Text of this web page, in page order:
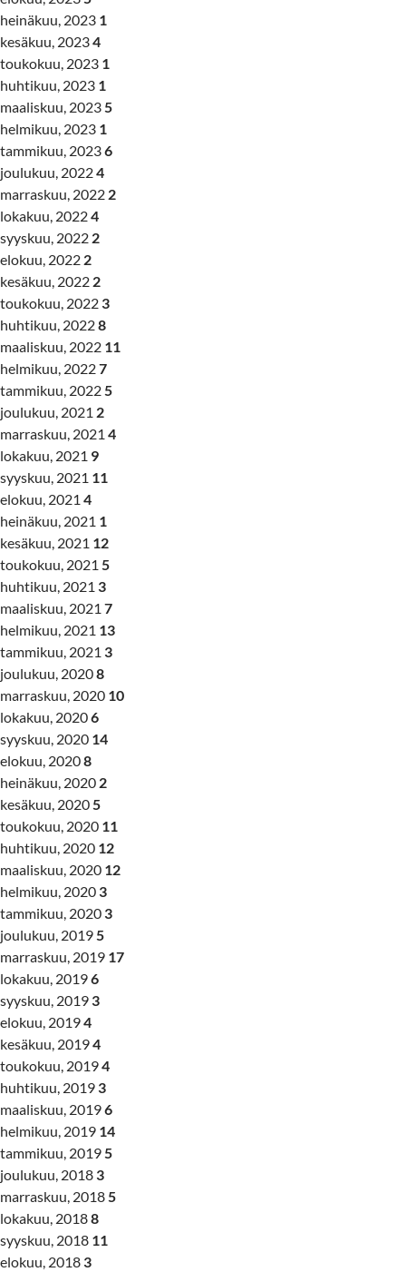
heinäkuu, 2023 1
kesäkuu, 20234
toukokuu, 2023 1
huhtikuu, 2023 1
maaliskuu, 20235
helmikuu, 2023 1
tammikuu, 20236
joulukuu, 20224
marraskuu, 2022 2
lokakuu, 20224
syyskuu, 2022 2
elokuu, 2022 2
kesäkuu, 2022 2
toukokuu, 2022 3
huhtikuu, 20228
maaliskuu, 2022 11
helmikuu, 20227
tammikuu, 20225
joulukuu, 2021 2
marraskuu, 2021 4
lokakuu, 2021 9
syyskuu, 2021 11
elokuu, 2021 4
heinäkuu, 2021 1
kesäkuu, 2021 12
toukokuu, 2021 5
huhtikuu, 2021 3
maaliskuu, 2021 7
helmikuu, 2021 13
tammikuu, 2021 3
joulukuu, 20208
marraskuu, 2020 10
lokakuu, 20206
syyskuu, 2020 14
elokuu, 20208
heinäkuu, 2020 2
kesäkuu, 20205
toukokuu, 2020 11
huhtikuu, 2020 12
maaliskuu, 2020 12
helmikuu, 2020 3
tammikuu, 2020 3
joulukuu, 20195
marraskuu, 2019 17
lokakuu, 20196
syyskuu, 2019 3
elokuu, 20194
kesäkuu, 20194
toukokuu, 20194
huhtikuu, 2019 3
maaliskuu, 20196
helmikuu, 2019 14
tammikuu, 20195
joulukuu, 2018 3
marraskuu, 20185
lokakuu, 20188
syyskuu, 2018 11
elokuu, 2018 3